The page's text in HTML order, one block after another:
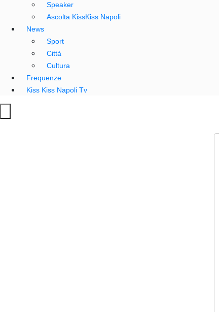
Speaker
Ascolta KissKiss Napoli
News
Sport
Città
Cultura
Frequenze
Kiss Kiss Napoli Tv